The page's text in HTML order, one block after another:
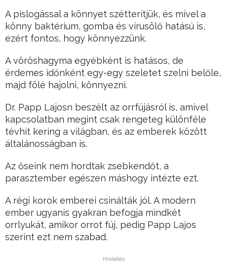
A pislogással a könnyet szétterítjük, és mivel a
könny baktérium, gomba és vírusölő hatású is,
ezért fontos, hogy könnyezzünk.
A vöröshagyma egyébként is hatásos, de
érdemes időnként egy-egy szeletet szelni belőle,
majd fölé hajolni, könnyezni.
Dr. Papp Lajosn beszélt az orrfújásról is, amivel
kapcsolatban megint csak rengeteg különféle
tévhit kering a világban, és az emberek között
általánosságban is.
Az őseink nem hordtak zsebkendőt, a
parasztember egészen máshogy intézte ezt.
A régi korok emberei csinálták jól. A modern
ember ugyanis gyakran befogja mindkét
orrlyukát, amikor orrot fúj, pedig Papp Lajos
szerint ezt nem szabad.
Hirdetés